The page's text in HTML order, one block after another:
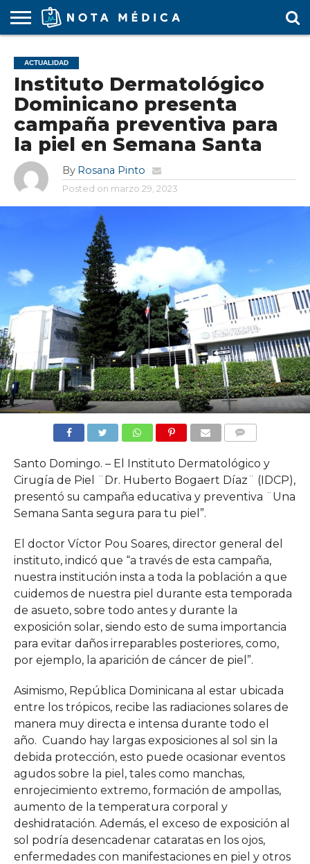
MÉDICA
ARS
ARTÍCULO
ACTUALIDAD
COLEGIO
MÉDICO
COVID-
19
EDUCACIÓN
MÉDICA
ESTUDIANTES
FARMACÉUTICAS
GUBERNAMENTAL
HOSPITALES
Y CLÍNICAS
MARKETING
MÉDICO
RESIDENTES
SALUD
LABORAL
SOCIEDADES
MÉDICAS
TURISMO
MÉDICO
VÍDEOS
ACTUALIDAD
Instituto Dermatológico
Dominicano presenta
campaña preventiva para
la piel en Semana Santa
By Rosana Pinto
Posted on marzo 29, 2023
Santo Domingo. – El Instituto Dermatológico y
Cirugía de Piel ¨Dr. Huberto Bogaert Díaz¨ (IDCP),
presentó su campaña educativa y preventiva ¨Una
Semana Santa segura para tu piel”.
El doctor Víctor Pou Soares, director general del
instituto, indicó que “a través de esta campaña,
nuestra institución insta a toda la población a que
cuidemos de nuestra piel durante esta temporada
de asueto, sobre todo antes y durante la
exposición solar, siendo esto de suma importancia
para evitar daños irreparables posteriores, como,
por ejemplo, la aparición de cáncer de piel”.
Asimismo, República Dominicana al estar ubicada
entre los trópicos, recibe las radiaciones solares de
manera muy directa e intensa durante todo el
año. Cuando hay largas exposiciones al sol sin la
debida protección, esto puede ocasionar eventos
agudos sobre la piel, tales como manchas,
enrojecimiento extremo, formación de ampollas,
aumento de la temperatura corporal y
deshidratación. Además, el exceso de exposición al
sol podría desencadenar cataratas en los ojos,
enfermedades con manifestaciones en piel y otros